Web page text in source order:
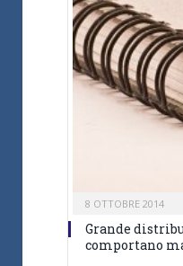
8 OTTOBRE 2014
Grande
comportano